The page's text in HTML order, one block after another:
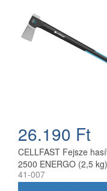
26.190 Ft
CELLFAST Fejsze
2500 ENERGO (2,5 kg)
41-007